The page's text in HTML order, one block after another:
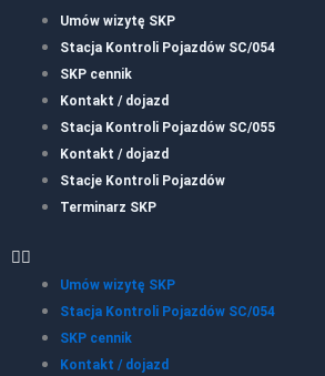
Umów wizytę SKP
Stacja Kontroli Pojazdów SC/054
SKP cennik
Kontakt / dojazd
Stacja Kontroli Pojazdów SC/055
Kontakt / dojazd
Stacje Kontroli Pojazdów
Terminarz SKP
Umów wizytę SKP
Stacja Kontroli Pojazdów SC/054
SKP cennik
Kontakt / dojazd